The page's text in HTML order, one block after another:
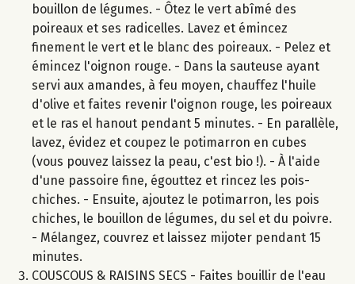
bouillon de légumes. - Ôtez le vert abîmé des
poireaux et ses radicelles. Lavez et émincez
finement le vert et le blanc des poireaux. - Pelez et
émincez l'oignon rouge. - Dans la sauteuse ayant
servi aux amandes, à feu moyen, chauffez l'huile
d'olive et faites revenir l'oignon rouge, les poireaux
et le ras el hanout pendant 5 minutes. - En parallèle,
lavez, évidez et coupez le potimarron en cubes
(vous pouvez laissez la peau, c'est bio !). - À l'aide
d'une passoire fine, égouttez et rincez les pois-
chiches. - Ensuite, ajoutez le potimarron, les pois
chiches, le bouillon de légumes, du sel et du poivre.
- Mélangez, couvrez et laissez mijoter pendant 15
minutes.
COUSCOUS & RAISINS SECS - Faites bouillir de l'eau